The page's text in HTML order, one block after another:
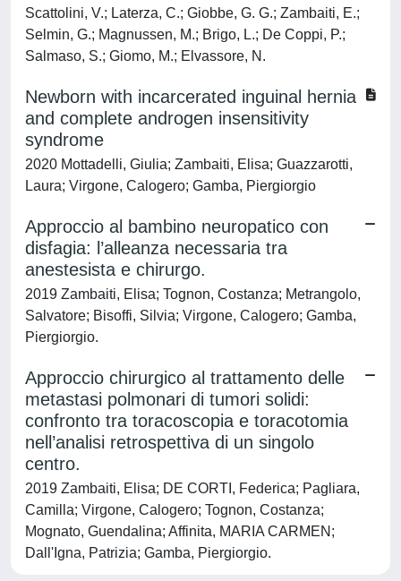
Scattolini, V.; Laterza, C.; Giobbe, G. G.; Zambaiti, E.;
Selmin, G.; Magnussen, M.; Brigo, L.; De Coppi, P.;
Salmaso, S.; Giomo, M.; Elvassore, N.
Newborn with incarcerated inguinal hernia
and complete androgen insensitivity
syndrome
2020 Mottadelli, Giulia; Zambaiti, Elisa; Guazzarotti,
Laura; Virgone, Calogero; Gamba, Piergiorgio
Approccio al bambino neuropatico con
disfagia: l’alleanza necessaria tra
anestesista e chirurgo.
2019 Zambaiti, Elisa; Tognon, Costanza; Metrangolo,
Salvatore; Bisoffi, Silvia; Virgone, Calogero; Gamba,
Piergiorgio.
Approccio chirurgico al trattamento delle
metastasi polmonari di tumori solidi:
confronto tra toracoscopia e toracotomia
nell’analisi retrospettiva di un singolo
centro.
2019 Zambaiti, Elisa; DE CORTI, Federica; Pagliara,
Camilla; Virgone, Calogero; Tognon, Costanza;
Mognato, Guendalina; Affinita, MARIA CARMEN;
Dall'Igna, Patrizia; Gamba, Piergiorgio.